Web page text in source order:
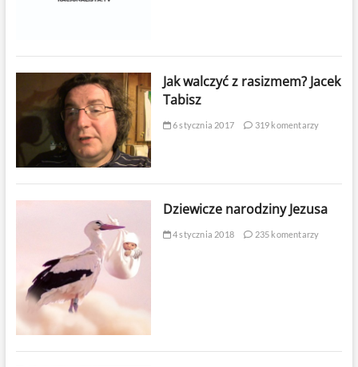
Jak walczyć z rasizmem? Jacek
Tabisz
6 stycznia 2017 319 komentarzy
Dziewicze narodziny Jezusa
4 stycznia 2018 235 komentarzy